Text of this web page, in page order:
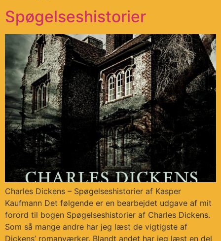
Spøgelseshistorier
Charles Dickens – Spøgelseshistorier af Kasper
Kaufmann Det følgende er en bearbejdet udgave af mit
forord til bogen Spøgelseshistorier af Charles Dickens.
Som så mange andre har jeg læst de vigtigste af
Dickens’ romanværker. Blandt andet har jeg læst en del